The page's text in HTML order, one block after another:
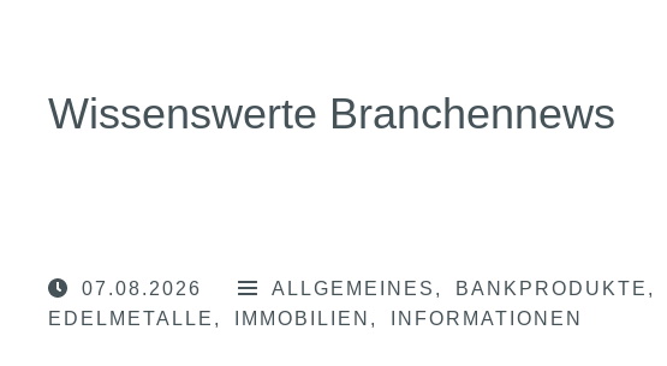
Wissenswerte Branchennews
07.08.2026 ALLGEMEINES
BANKPRODUKTE
EDELMETALLE
IMMOBILIEN INFORMATIONEN